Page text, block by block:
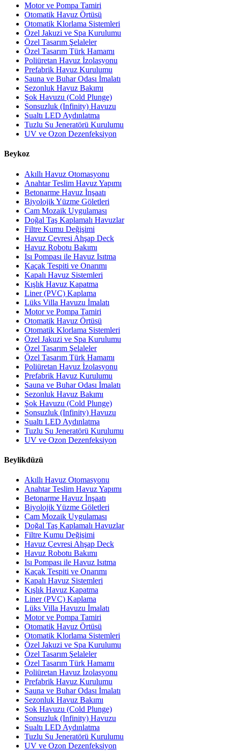
Motor ve Pompa Tamiri
Otomatik Havuz Örtüsü
Otomatik Klorlama Sistemleri
Özel Jakuzi ve Spa Kurulumu
Özel Tasarım Şelaleler
Özel Tasarım Türk Hamamı
Poliüretan Havuz İzolasyonu
Prefabrik Havuz Kurulumu
Sauna ve Buhar Odası İmalatı
Sezonluk Havuz Bakımı
Şok Havuzu (Cold Plunge)
Sonsuzluk (Infinity) Havuzu
Sualtı LED Aydınlatma
Tuzlu Su Jeneratörü Kurulumu
UV ve Ozon Dezenfeksiyon
Beykoz
Akıllı Havuz Otomasyonu
Anahtar Teslim Havuz Yapımı
Betonarme Havuz İnşaatı
Biyolojik Yüzme Göletleri
Cam Mozaik Uygulaması
Doğal Taş Kaplamalı Havuzlar
Filtre Kumu Değişimi
Havuz Çevresi Ahşap Deck
Havuz Robotu Bakımı
Isı Pompası ile Havuz Isıtma
Kaçak Tespiti ve Onarımı
Kapalı Havuz Sistemleri
Kışlık Havuz Kapatma
Liner (PVC) Kaplama
Lüks Villa Havuzu İmalatı
Motor ve Pompa Tamiri
Otomatik Havuz Örtüsü
Otomatik Klorlama Sistemleri
Özel Jakuzi ve Spa Kurulumu
Özel Tasarım Şelaleler
Özel Tasarım Türk Hamamı
Poliüretan Havuz İzolasyonu
Prefabrik Havuz Kurulumu
Sauna ve Buhar Odası İmalatı
Sezonluk Havuz Bakımı
Şok Havuzu (Cold Plunge)
Sonsuzluk (Infinity) Havuzu
Sualtı LED Aydınlatma
Tuzlu Su Jeneratörü Kurulumu
UV ve Ozon Dezenfeksiyon
Beylikdüzü
Akıllı Havuz Otomasyonu
Anahtar Teslim Havuz Yapımı
Betonarme Havuz İnşaatı
Biyolojik Yüzme Göletleri
Cam Mozaik Uygulaması
Doğal Taş Kaplamalı Havuzlar
Filtre Kumu Değişimi
Havuz Çevresi Ahşap Deck
Havuz Robotu Bakımı
Isı Pompası ile Havuz Isıtma
Kaçak Tespiti ve Onarımı
Kapalı Havuz Sistemleri
Kışlık Havuz Kapatma
Liner (PVC) Kaplama
Lüks Villa Havuzu İmalatı
Motor ve Pompa Tamiri
Otomatik Havuz Örtüsü
Otomatik Klorlama Sistemleri
Özel Jakuzi ve Spa Kurulumu
Özel Tasarım Şelaleler
Özel Tasarım Türk Hamamı
Poliüretan Havuz İzolasyonu
Prefabrik Havuz Kurulumu
Sauna ve Buhar Odası İmalatı
Sezonluk Havuz Bakımı
Şok Havuzu (Cold Plunge)
Sonsuzluk (Infinity) Havuzu
Sualtı LED Aydınlatma
Tuzlu Su Jeneratörü Kurulumu
UV ve Ozon Dezenfeksiyon